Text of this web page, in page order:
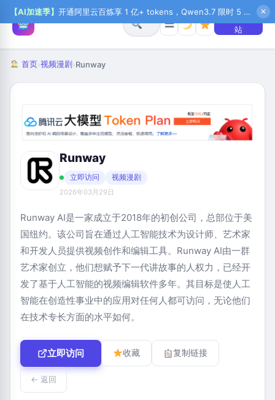
【AI加速季】 开通阿里云百炼享 1 亿+ tokens，Qwen3.7 限时 5 折起，秒悟新注送 1 万积分，加入 OPC 赢百万助力金，QoderWork CN 首月 0 元 ✕
☰
+ 提交网
站
首页›视频漫剧›Runway
Runway
立即访问 视频漫剧
2026年03月29日
Runway AI是一家成立于2018年的初创公司，总部位于美
国纽约。该公司旨在通过人工智能技术为设计师、艺术家
和开发人员提供视频创作和编辑工具。Runway AI由一群
艺术家创立，他们想赋予下一代讲故事的人权力，已经开
发了基于人工智能的视频编辑软件多年。其目标是使人工
智能在创造性事业中的应用对任何人都可访问，无论他们
在技术专长方面的水平如何。
立即访问 收藏 复制链接
← 返回